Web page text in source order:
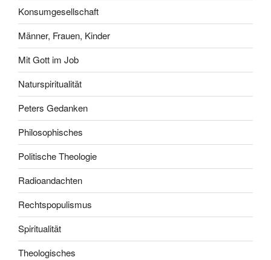
Konsumgesellschaft
Männer, Frauen, Kinder
Mit Gott im Job
Naturspiritualität
Peters Gedanken
Philosophisches
Politische Theologie
Radioandachten
Rechtspopulismus
Spiritualität
Theologisches